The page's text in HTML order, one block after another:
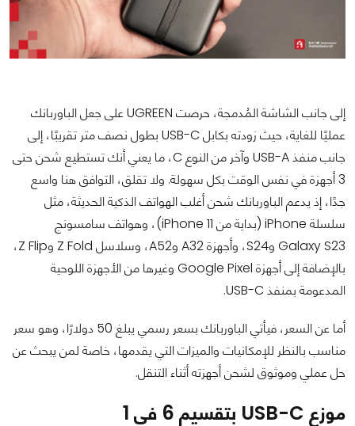
إلى جانب الشاشة المُدمجة، حرصت UGREEN على جعل الباوربانك
عمليًا للغاية، حيث زودته بكابل USB-C بطول نصف متر تقريبًا، إلى
جانب منفذ USB-A وآخر من النوع C، ما يعني أنك تستطيع شحن حتى
3 أجهزة في نفس الوقت بكل سهولة. ولا تقلق، التوافق هنا واسع
جدًا، إذ يدعم الباوربانك شحن أغلب الهواتف الذكية الحديثة، مثل
سلسلة iPhone (بداية من iPhone 11)، وهواتف سامسونج
Galaxy S23 وS24، وأجهزة A32 وA52، وسلاسل Z Fold وZ Flip،
بالإضافة إلى أجهزة Google Pixel وغيرها من الأجهزة اللوحية
المدعومة بمنفذ USB-C.
أما عن السعر، فيأتي الباوربانك بسعر رسمي يبلغ 50 دولارًا، وهو سعر
مناسب بالنظر للإمكانيات والميزات التي يقدمها، خاصة لمن يبحث عن
حل عملي وموثوق لشحن أجهزته أثناء التنقل.
موزع USB-C بتقسيم 6 في 1